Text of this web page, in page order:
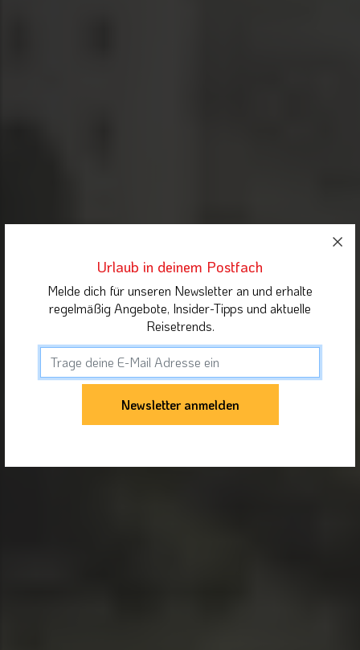
Urlaub in deinem Postfach
Melde dich für unseren Newsletter an und erhalte
regelmäßig Angebote, Insider-Tipps und aktuelle
Reisetrends.